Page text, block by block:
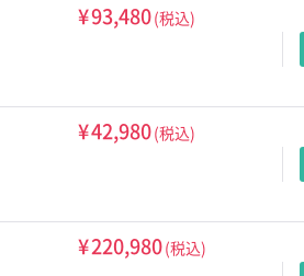
¥93,480(税込)
¥42,980(税込)
¥220,980(税込)